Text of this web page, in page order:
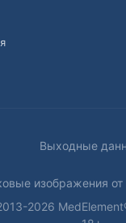
Выходные
изображения от
2026